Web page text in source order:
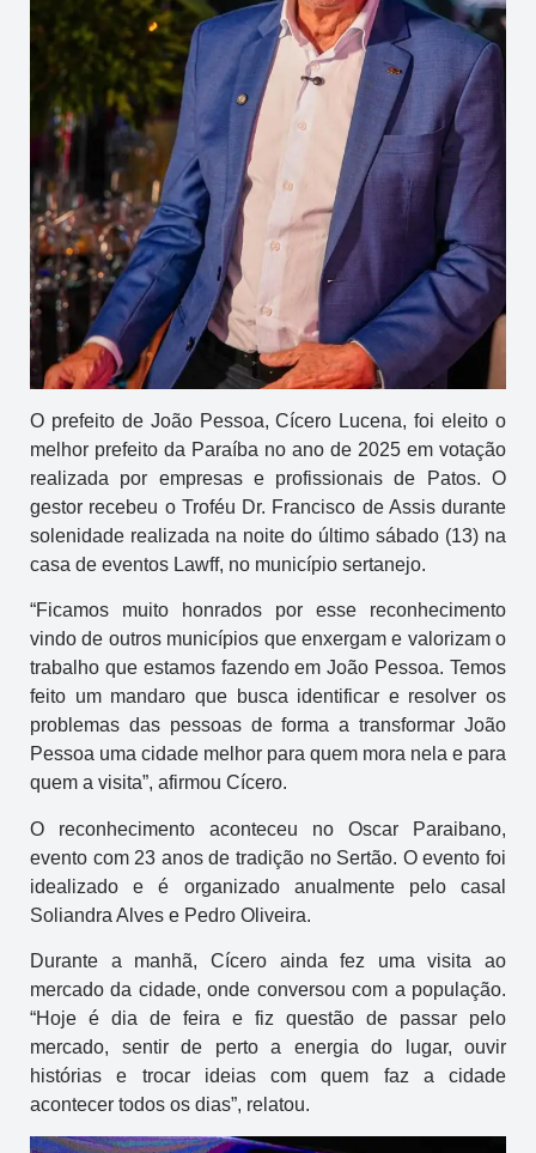
O prefeito de João Pessoa, Cícero Lucena, foi eleito o
melhor prefeito da Paraíba no ano de 2025 em votação
realizada por empresas e profissionais de Patos. O
gestor recebeu o Troféu Dr. Francisco de Assis durante
solenidade realizada na noite do último sábado (13) na
casa de eventos Lawff, no município sertanejo.
“Ficamos muito honrados por esse reconhecimento
vindo de outros municípios que enxergam e valorizam o
trabalho que estamos fazendo em João Pessoa. Temos
feito um mandaro que busca identificar e resolver os
problemas das pessoas de forma a transformar João
Pessoa uma cidade melhor para quem mora nela e para
quem a visita”, afirmou Cícero.
O reconhecimento aconteceu no Oscar Paraibano,
evento com 23 anos de tradição no Sertão. O evento foi
idealizado e é organizado anualmente pelo casal
Soliandra Alves e Pedro Oliveira.
Durante a manhã, Cícero ainda fez uma visita ao
mercado da cidade, onde conversou com a população.
“Hoje é dia de feira e fiz questão de passar pelo
mercado, sentir de perto a energia do lugar, ouvir
histórias e trocar ideias com quem faz a cidade
acontecer todos os dias”, relatou.